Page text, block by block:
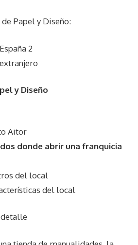
Papel y Diseño:
2
y Diseño
Aitor
donde abrir una franquicia
del local
del local